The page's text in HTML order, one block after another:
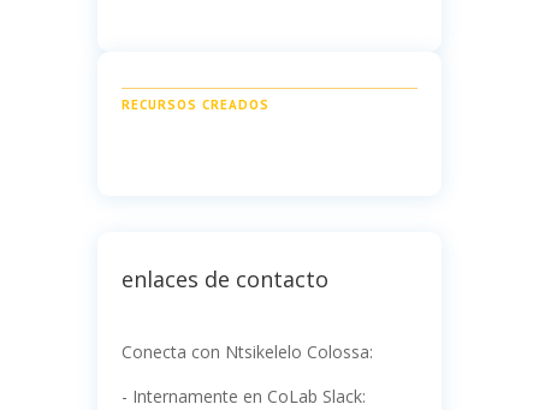
RECURSOS CREADOS
enlaces de contacto
Conecta con Ntsikelelo Colossa:
- Internamente en CoLab Slack: